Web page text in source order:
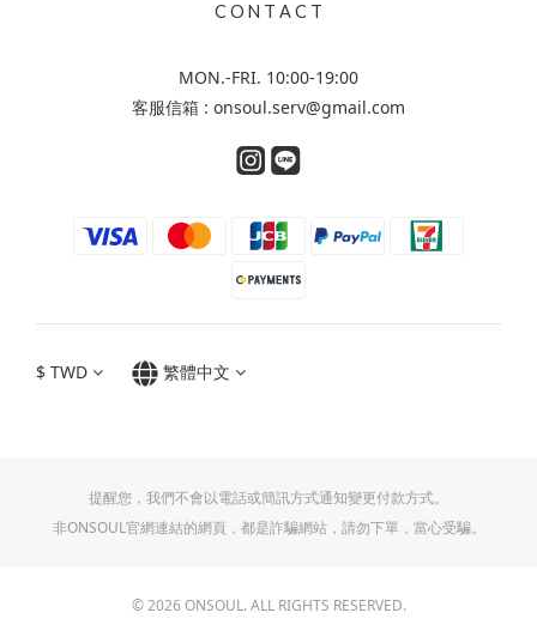
C O N T A C T
MON.-FRI. 10:00-19:00
客服信箱 : onsoul.serv@gmail.com
$ TWD 繁體中文
提醒您，我們不會以電話或簡訊方式通知變更付款方式。
非ONSOUL官網連結的網頁，都是詐騙網站，請勿下單，當心受騙。
© 2026 ONSOUL. ALL RIGHTS RESERVED.